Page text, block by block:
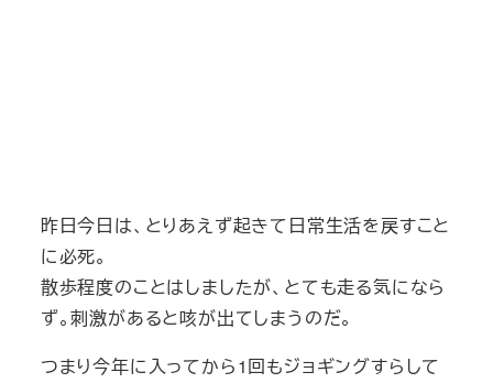
昨日今日は、とりあえず起きて日常生活を戻すこと
に必死。
散歩程度のことはしましたが、とても走る気になら
ず。刺激があると咳が出てしまうのだ。
つまり今年に入ってから1回もジョギングすらして